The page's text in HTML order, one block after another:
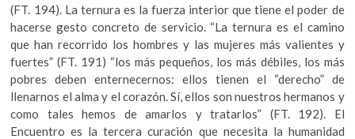
(FT. 194). La ternura es la fuerza interior que tiene el poder de
hacerse gesto concreto de servicio. “La ternura es el camino
que han recorrido los hombres y las mujeres más valientes y
fuertes” (FT. 191) “los más pequeños, los más débiles, los más
pobres deben enternecernos: ellos tienen el “derecho” de
llenarnos el alma y el corazón. Sí, ellos son nuestros hermanos y
como tales hemos de amarlos y tratarlos” (FT. 192). El
Encuentro es la tercera curación que necesita la humanidad